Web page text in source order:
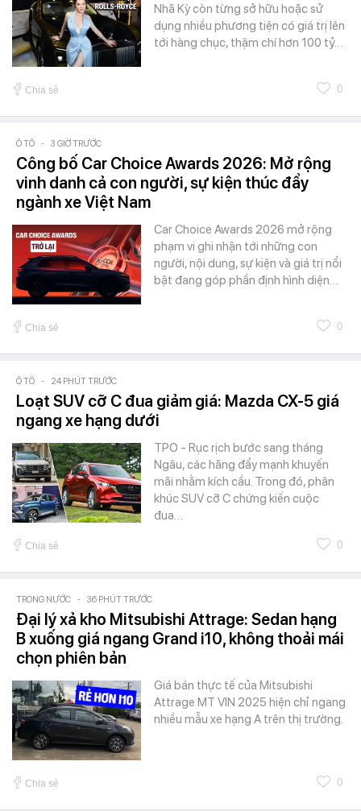
Nhã Kỳ còn từng sở hữu hoặc sử
dụng nhiều phương tiện có giá trị lên
tới hàng chục, thậm chí hơn 100 tỷ…
Chia sẻ 0
Ô TÔ - 3 GIỜ TRƯỚC
Công bố Car Choice Awards 2026: Mở rộng
vinh danh cả con người, sự kiện thúc đẩy
ngành xe Việt Nam
Car Choice Awards 2026 mở rộng
phạm vi ghi nhận tới những con
người, nội dung, sự kiện và giá trị nổi
bật đang góp phần định hình diện…
Chia sẻ 0
Ô TÔ - 24 PHÚT TRƯỚC
Loạt SUV cỡ C đua giảm giá: Mazda CX-5 giá
ngang xe hạng dưới
TPO - Rục rịch bước sang tháng
Ngâu, các hãng đẩy mạnh khuyến
mãi nhằm kích cầu. Trong đó, phân
khúc SUV cỡ C chứng kiến cuộc
đua…
Chia sẻ 0
TRONG NƯỚC - 36 PHÚT TRƯỚC
Đại lý xả kho Mitsubishi Attrage: Sedan hạng
B xuống giá ngang Grand i10, không thoải mái
chọn phiên bản
Giá bán thực tế của Mitsubishi
Attrage MT VIN 2025 hiện chỉ ngang
nhiều mẫu xe hạng A trên thị trường.
Chia sẻ 0